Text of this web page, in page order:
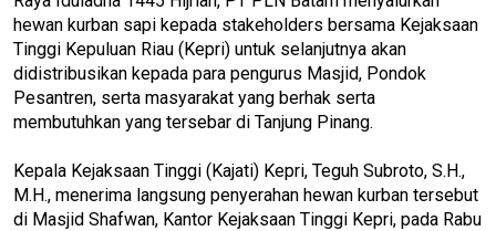
hewan kurban sapi kepada stakeholders bersama Kejaksaan
Tinggi Kepuluan Riau (Kepri) untuk selanjutnya akan
didistribusikan kepada para pengurus Masjid, Pondok
Pesantren, serta masyarakat yang berhak serta
membutuhkan yang tersebar di Tanjung Pinang.
Kepala Kejaksaan Tinggi (Kajati) Kepri, Teguh Subroto, S.H.,
M.H., menerima langsung penyerahan hewan kurban tersebut
di Masjid Shafwan, Kantor Kejaksaan Tinggi Kepri, pada Rabu